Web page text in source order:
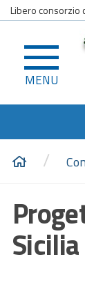
Libero consorzio
MENU
/